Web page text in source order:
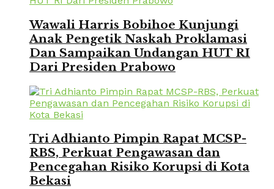
Wawali Harris Bobihoe Kunjungi
Anak Pengetik Naskah Proklamasi
Dan Sampaikan Undangan HUT RI
Dari Presiden Prabowo
Tri Adhianto Pimpin Rapat MCSP-
RBS, Perkuat Pengawasan dan
Pencegahan Risiko Korupsi di Kota
Bekasi